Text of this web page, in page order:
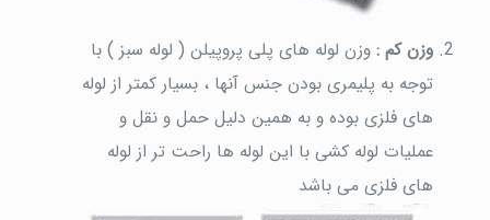
وزن کم :وزن لوله های پلی پروپیلن ( لوله سبز ) با
توجه به پلیمری بودن جنس آنها ، بسیار کمتر از لوله
های فلزی بوده و به همین دلیل حمل و نقل و
عملیات لوله کشی با این لوله ها راحت تر از لوله
های فلزی می باشد